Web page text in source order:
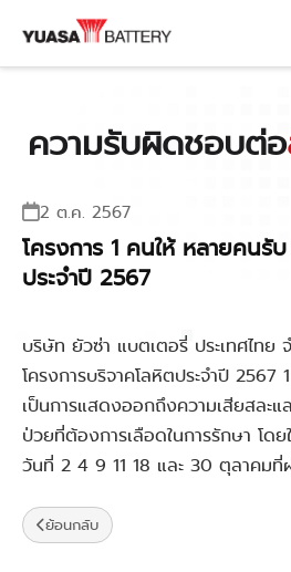
ความรับผิดชอบต่อ
2 ต.ค. 2567
โครงการ 1 คนให้ หลายคนรั
ประจำปี 2567
บริษัท ยัวซ่า แบตเตอรี่ ประเทศไทย
โครงการบริจาคโลหิตประจำปี
เป็นการแสดงออกถึงความเสียสละแ
ป่วยที่ต้องการเลือดในการรักษา โดย
วันที่ 2 4 9 11 18 และ 30 ตุลาคมที่
ย้อนกลับ